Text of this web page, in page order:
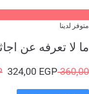
لدينا
لا تعرفه عن اجاثا
324,00EGP